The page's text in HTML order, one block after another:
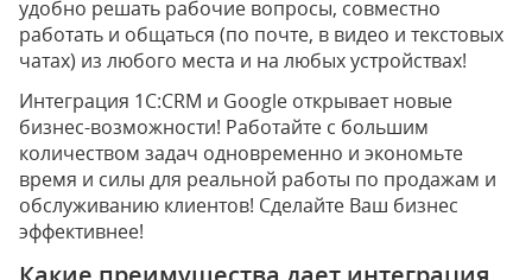
удобно решать рабочие вопросы, совместно
работать и общаться (по почте, в видео и текстовых
чатах) из любого места и на любых устройствах!
Интеграция 1С:CRM и Google открывает новые
бизнес-возможности! Работайте с большим
количеством задач одновременно и экономьте
время и силы для реальной работы по продажам и
обслуживанию клиентов! Сделайте Ваш бизнес
эффективнее!